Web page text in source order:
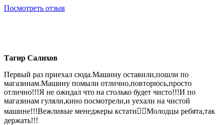
Посмотреть отзыв
Тагир Салихов
Первый раз приехал сюда.Машину оставили,пошли по
магазинам.Машину помыли отлично,повторюсь,просто
отлично!!!Я не ожидал что на столько будет чисто!!!И по
магазинам гуляли,кино посмотрели,и уехали на чистой
машине!!!Вежливые менеджеры кстати👍🏻Молодцы ребята,так
держать!!!